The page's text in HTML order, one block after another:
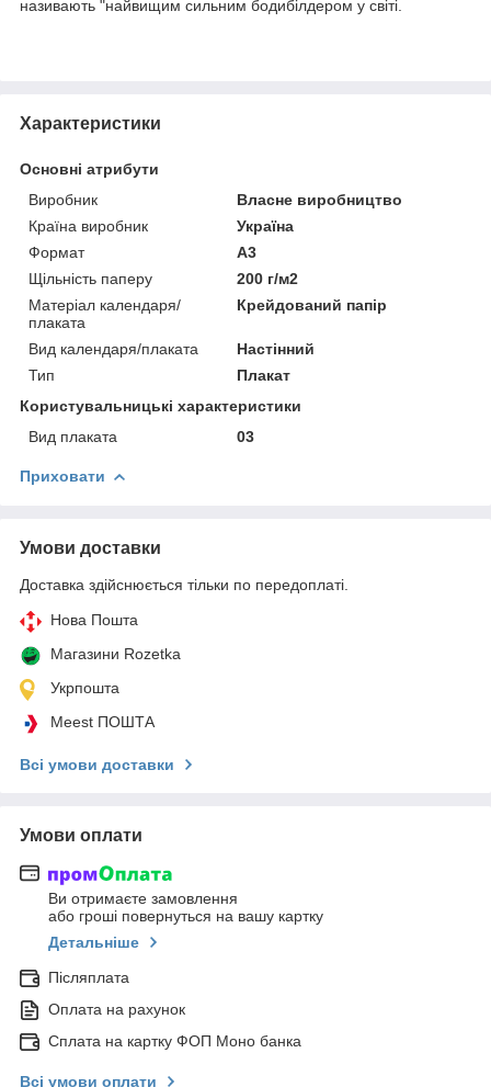
називають "найвищим сильним бодибілдером у світі.
Характеристики
Основні атрибути
Виробник
Власне виробництво
Країна виробник
Україна
Формат
A3
Щільність паперу
200 г/м2
Матеріал календаря/
плаката
Крейдований папір
Вид календаря/плаката
Настінний
Тип
Плакат
Користувальницькі характеристики
Вид плаката
03
Приховати
Умови доставки
Доставка здійснюється тільки по передоплаті.
Нова Пошта
Магазини Rozetka
Укрпошта
Meest ПОШТА
Всі умови доставки
Умови оплати
Ви отримаєте замовлення
або гроші повернуться на вашу картку
Детальніше
Післяплата
Оплата на рахунок
Сплата на картку ФОП Моно банка
Всі умови оплати